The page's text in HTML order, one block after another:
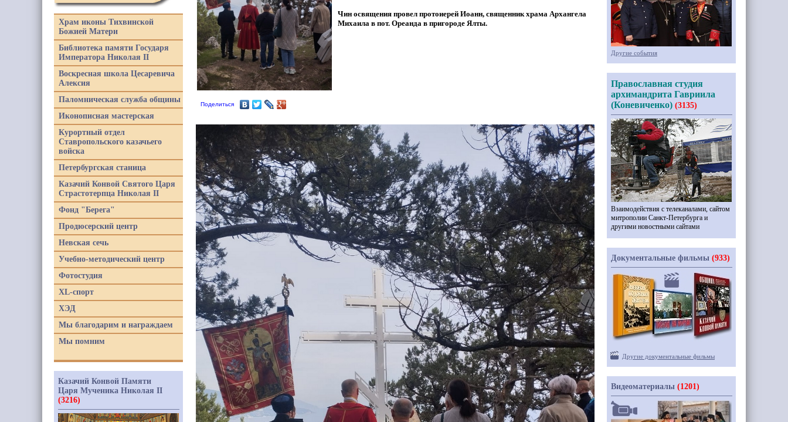
Поделиться
Чин освящения провел протоиерей Иоанн, священник храма Архангела
Михаила в пот. Ореанда в пригороде Ялты.
Храм иконы Тихвинской
Божией Матери
Библиотека памяти Государя
Императора Николая II
Воскресная школа Цесаревича
Алексия
Паломническая служба общины
Иконописная мастерская
Курортный отдел
Ставропольского казачьего
войска
Петербургская станица
Казачий Конвой Святого Царя
Страстотерпца Николая II
Фонд "Берега"
Продюсерский центр
Невская сечь
Учебно-методический центр
Фотостудия
XL-спорт
ХЭД
Мы благодарим и награждаем
Мы помним
Казачий Конвой Памяти
Царя Мученика Николая II
(3216)
Другие события
Православная студия
архимандрита Гавриила
(Коневиченко) (3135)
Взаимодействия с телеканалами, сайтом
митрополии Санкт-Петербурга и
другими новостными сайтами
Документальные фильмы (933)
Другие документальные фильмы
Видеоматериалы (1201)